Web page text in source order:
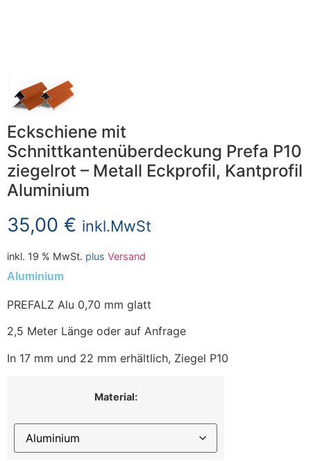
Eckschiene mit
Schnittkantenüberdeckung Prefa P10
ziegelrot – Metall Eckprofil, Kantprofil
Aluminium
35,00 € inkl.MwSt
inkl. 19 % MwSt. plus Versand
Aluminium
PREFALZ Alu 0,70 mm glatt
2,5 Meter Länge oder auf Anfrage
In 17 mm und 22 mm erhältlich, Ziegel P10
Material: